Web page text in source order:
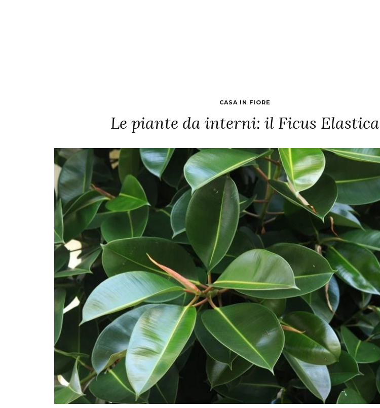
CASA IN FIORE
Le piante da interni: il Ficus Elastica